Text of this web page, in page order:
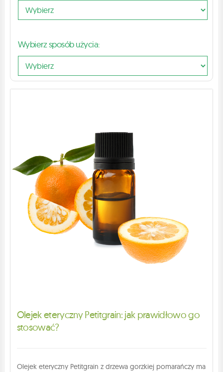
Wybierz sposób użycia:
Olejek eteryczny Petitgrain: jak prawidłowo go
stosować?
Olejek eteryczny Petitgrain z drzewa gorzkiej pomarańczy ma